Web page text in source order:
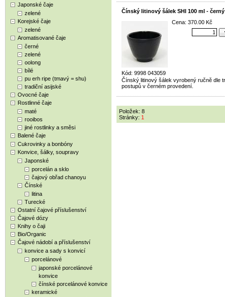
Japonské čaje
zelené
Korejské čaje
zelené
Aromatisované čaje
černé
zelené
oolong
bílé
pu erh ripe (tmavý = shu)
tradiční asijské
Ovocné čaje
Rostlinné čaje
maté
rooibos
jiné rostlinky a směsi
Balené čaje
Cukrovinky a bonbóny
Konvice, šálky, soupravy
Japonské
porcelán a sklo
čajový obřad chanoyu
Čínské
litina
Turecké
Ostatní čajové příslušenství
Čajové dózy
Knihy o čaji
Bio/Organic
Čajové nádobí a příslušenství
konvice a sady s konvicí
porcelánové
japonské porcelánové
konvice
čínské porcelánové konvice
keramické
Čínský litinový šálek SHI 100 ml - černý
Kód: 9998 043059
Cena: 370.00 Kč
Čínský litinový šálek vyrobený ručně dle
postupů v černém provedení.
Položek: 8
Stránky: 1